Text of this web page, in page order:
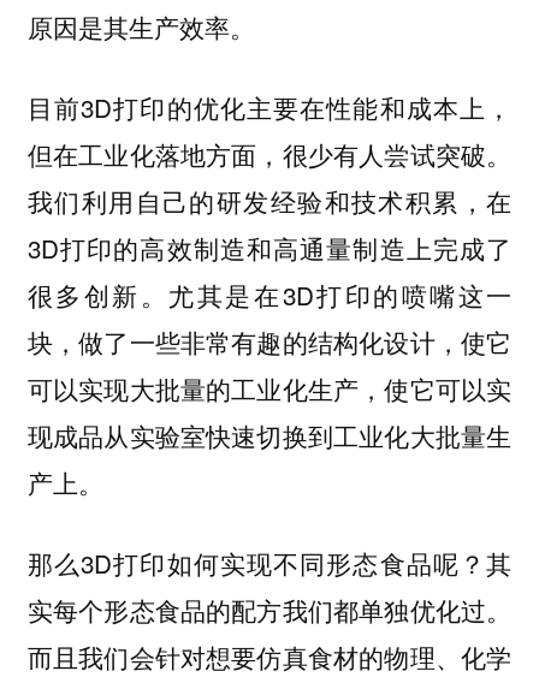
原因是其生产效率。
目前3D打印的优化主要在性能和成本上，
但在工业化落地方面，很少有人尝试突破。
我们利用自己的研发经验和技术积累，在
3D打印的高效制造和高通量制造上完成了
很多创新。尤其是在3D打印的喷嘴这一
块，做了一些非常有趣的结构化设计，使它
可以实现大批量的工业化生产，使它可以实
现成品从实验室快速切换到工业化大批量生
产上。
那么3D打印如何实现不同形态食品呢？其
实每个形态食品的配方我们都单独优化过。
而且我们会针对想要仿真食材的物理、化学